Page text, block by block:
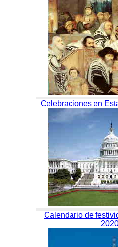
Celebraciones en
Calendario de
2020